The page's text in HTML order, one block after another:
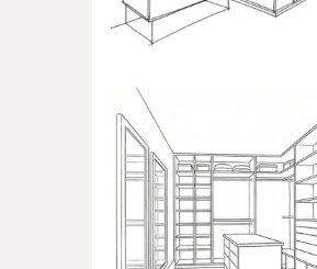
GARDEROBA
Produkty dedykowane do
garderoby